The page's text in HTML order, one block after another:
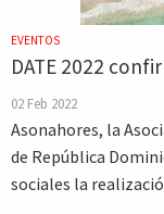
EVENTOS
DATE 2022
02 Feb 2022
Asonahores, la
de República
sociales la